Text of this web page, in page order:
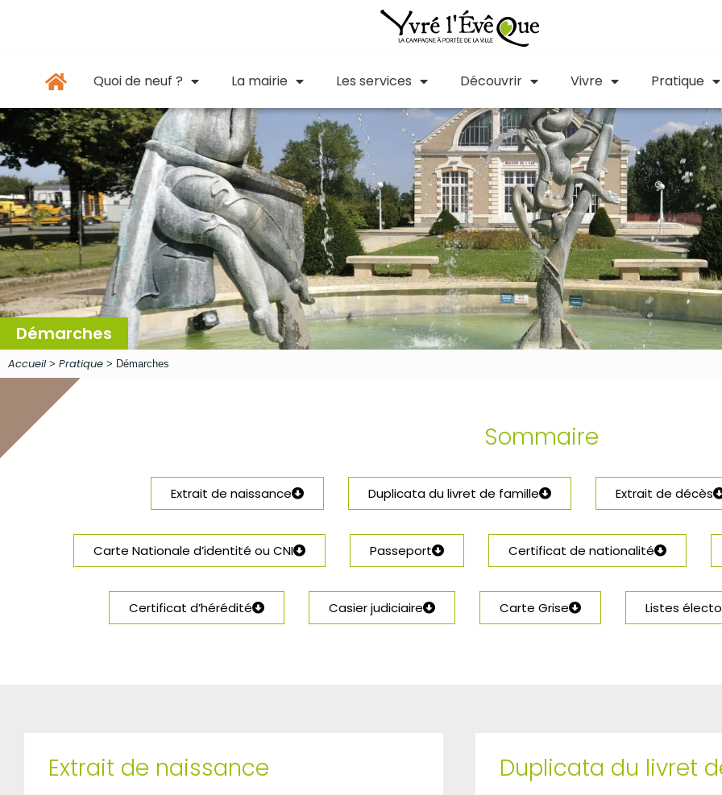
Quoi de neuf ? La mairie Les services Découvrir Vivre Pratique
Démarches
Accueil> Pratique > Démarches
Sommaire
Extrait de naissance Duplicata du livret de famille Extrait de décès
Carte Nationale d’identité ou CNI Passeport Certificat de nationalité
Certificat d’hérédité Casier judiciaire Carte Grise Listes
Extrait de naissance Duplicata du livret